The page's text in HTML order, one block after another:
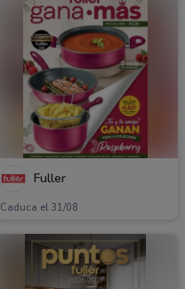
Fuller
Caduca el 31/08